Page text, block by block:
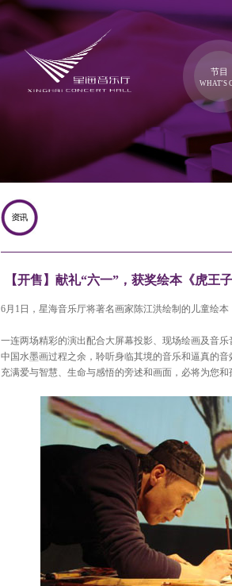
节目
WHAT'S
【开售】献礼“六一”，获奖绘本《虎王
6月1日，星海音乐厅将著名画家陈江洪绘制的儿童绘本
一连两场精彩的演出配合大屏幕投影、现场绘画及音
中国水墨画过程之余，聆听身临其境的音乐和逼真的音
充满爱与智慧、生命与感悟的旁述和画面，必将为您和